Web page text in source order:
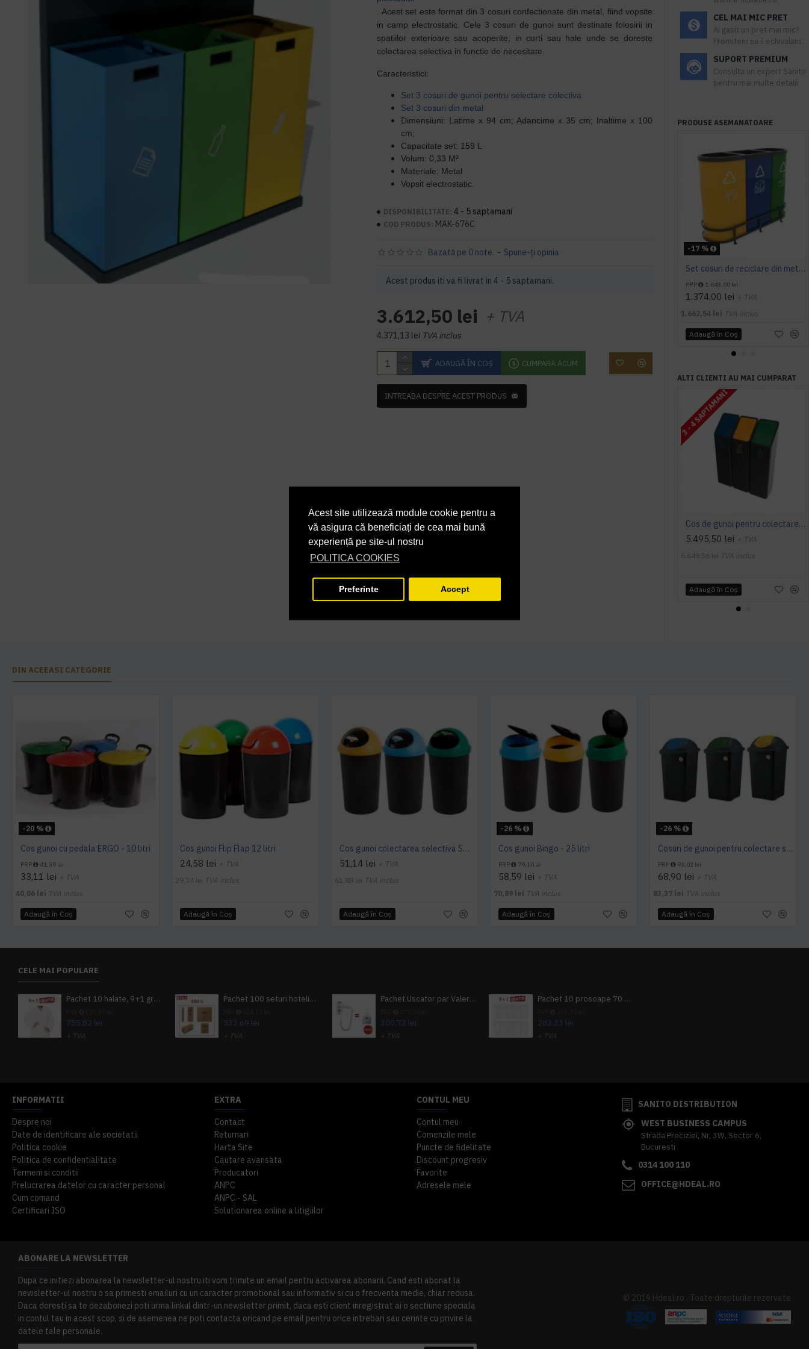
Acest site utilizează module cookie pentru a
vă asigura că beneficiați de cea mai bună
experiență pe site-ul nostru
POLITICA COOKIES
Preferinte Accept
. Acest set este format din 3 cosuri confectionate din metal, fiind vopsite
in camp electrostatic. Cele 3 cosuri de gunoi sunt destinate folosirii in
spatiilor exterioare sau acoperite, in curti sau hale unde se doreste
colectarea selectiva in functie de necesitate.
Caracteristici:
Set 3 cosuri de gunoi pentru selectare colectiva
Set 3 cosuri din metal
Dimensiuni: Latime x 94 cm; Adancime x 35 cm; Inaltime x 100
cm;
Capacitate set: 159 L
Volum:0,33 M³
Materiale: Metal
Vopsit electrostatic.
DISPONIBILITATE: 4 - 5 saptamani
COD PRODUS: MAK-676C
Acest produs iti va fi livrat in 4 - 5 saptamani.
Bazată pe 0 note. - Spune-ţi opinia
3.612,50 lei + TVA
4.371,13 lei TVA inclus
ADAUGĂ ÎN COŞ CUMPARA ACUM
INTREABA DESPRE ACEST PRODUS
CEL MAI MIC PRET
Ai gasit un pret mai mic?
Promitem sa il echivalam.
SUPORT PREMIUM
Consulta un expert Sanito
pentru mai multe detalii
PRODUSE ASEMANATOARE
-17 %
Set cosuri de reciclare din metal ultra rezistent, MALMO B, Best-seller, 3x60L, 92x32x65 cm
PRP 1.648,00 lei
1.374,00 lei + TVA
1.662,54 lei TVA inclus
Adaugă în Coş
ALTI CLIENTI AU MAI CUMPARAT
3 - 4 SAPTAMANI
Cos de gunoi pentru colectare selectiva a gunoiului, BONANZA PC, 35L, 60L, 100L
5.495,50 lei + TVA
6.649,56 lei TVA inclus
Adaugă în Coş
DIN ACEEASI CATEGORIE
-20 %
Cos gunoi cu pedala ERGO - 10 litri
PRP 41,39 lei
33,11 lei + TVA
40,06 lei TVA inclus
Adaugă în Coş
Cos gunoi Flip Flap 12 litri
24,58 lei + TVA
29,74 lei TVA inclus
Adaugă în Coş
Cos gunoi colectarea selectiva SMALL H 25 L
51,14 lei + TVA
61,88 lei TVA inclus
Adaugă în Coş
-26 %
Cos gunoi Bingo - 25 litri
PRP 79,10 lei
58,59 lei + TVA
70,89 lei TVA inclus
Adaugă în Coş
-26 %
Cosuri de gunoi pentru colectare selectiva, Multipat, 30 litri
PRP 93,02 lei
68,90 lei + TVA
83,37 lei TVA inclus
Adaugă în Coş
CELE MAI POPULARE
Pachet 10 halate, 9+1 gratuit
755,82 lei
+ TVA
Pachet 100 seturi hoteliere, set dentar, set barbierit, casca de dus, pila unghii, set cusut
533,69 lei
+ TVA
Pachet Uscator par Valera Action Super Plus + GRATUIT Sampon si gel de dus Tork
300,72 lei
+ TVA
Pachet 10 prosoape 70 x 140cm 9 + 1 gratuit
282,33 lei
+ TVA
INFORMATII
Despre noi
Date de identificare ale societatii
Politica cookie
Politica de confidentialitate
Termeni si conditii
Prelucrarea datelor cu caracter personal
Cum comand
Certificari ISO
EXTRA
Contact
Returnari
Harta Site
Cautare avansata
Producatori
ANPC
ANPC - SAL
Solutionarea online a litigiilor
CONTUL MEU
Contul meu
Comenzile mele
Puncte de fidelitate
Discount progresiv
Favorite
Adresele mele
SANITO DISTRIBUTION
WEST BUSINESS CAMPUS
Strada Preciziei, Nr, 3W, Sector 6,
Bucuresti
0314 100 110
OFFICE@HDEAL.RO
ABONARE LA NEWSLETTER
Dupa ce initiezi abonarea la newsletter-ul nostru iti vom trimite un email pentru activarea abonarii. Cand esti abonat la
newsletter-ul nostru o sa primesti emailuri cu un caracter promotional sau informativ si cu o frecventa medie, chiar redusa.
Daca doresti sa te dezabonezi poti urma linkul dintr-un newsletter primit, daca esti client inregistrat ai o sectiune speciala
in contul tau in acest scop, si de asemenea ne poti contacta oricand pe email pentru orice intrebari sau cerinte cu privire la
datele tale personale.
© 2019 Hdeal.ro , Toate drepturile rezervate